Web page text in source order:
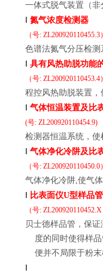
一体式脱气装置（
l 氮气浓度检测器
（号: ZL200920110455.3
色谱法氮气分压检
l 具有风热助脱功能
（号: ZL200920110453.4
程控风热助脱装置
l 气体恒温装置及比
(号: ZL200920110454.9)
检测器恒温系统，使
l 气体净化冷阱及比
（号: ZL200920110450.0
气体净化冷阱,使气
l 比表面仪U型样品管
（号: ZL200920110452.X
贝士德样品管，保证
度的同时使得样
便并不局限于粉
l